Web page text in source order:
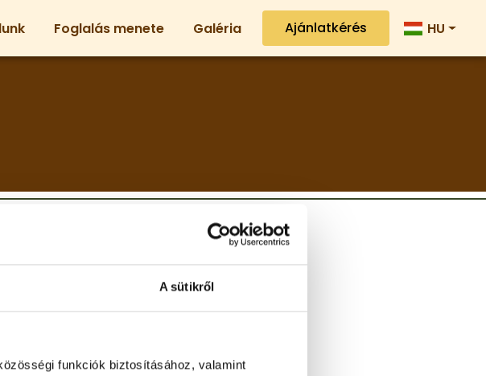
A sütikről
funkciók biztosításához, valamint
Foglalás menete Galéria Ajánlatkérés HU